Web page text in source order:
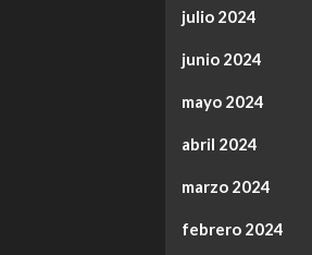
julio 2024
junio 2024
mayo 2024
abril 2024
marzo 2024
febrero 2024